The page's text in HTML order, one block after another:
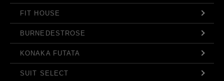
FIT HOUSE
BURNEDESTROSE
KONAKA FUTATA
SUIT SELECT